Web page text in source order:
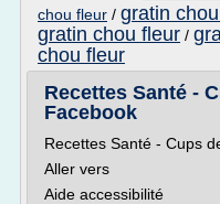
chou fleur / gratin
gratin chou fleur /
chou fleur
Recettes Santé -
Facebook
Recettes Santé - Cups
Aller vers
Aide accessibilité